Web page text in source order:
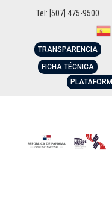
Tel: [507] 475-9500
TRANSPARENCIA
FICHA TÉCNICA